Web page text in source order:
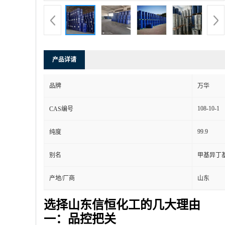
产品详请
品牌 万华
CAS编号 108-10-1
纯度 99.9
别名 甲基异丁
产地/厂商 山东
选择山东信恒化工的几大理由
一：品控把关